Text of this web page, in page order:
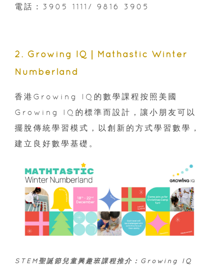
電話：3905 1111/ 9816 3905
2. Growing IQ｜Mathastic Winter
Numberland
香港Growing IQ的數學課程按照美國
Growing IQ的標準而設計，讓小朋友可以
擺脫傳統學習模式，以創新的方式學習數學，
建立良好數學基礎。
STEM聖誕節兒童興趣班課程推介：Growing IQ